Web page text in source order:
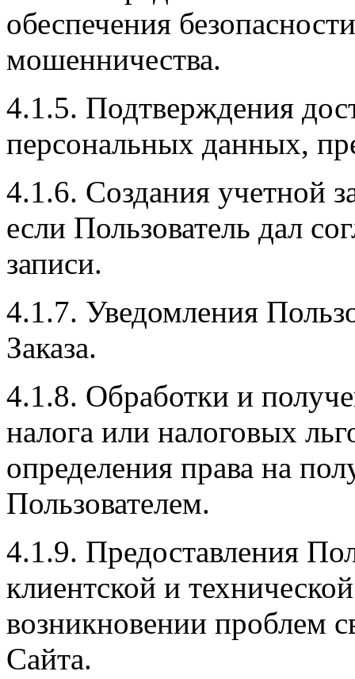
обеспечения
мошенничества.
4.1.5. Подтверждения
персональных данных,
4.1.6. Создания учетной
если Пользователь дал
записи.
4.1.7. Уведомления
Заказа.
4.1.8. Обработки и
налога или налоговых
определения права на
Пользователем.
4.1.9. Предоставления
клиентской и
возникновении проблем
Сайта.